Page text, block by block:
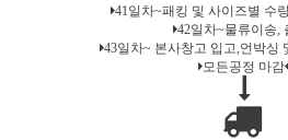
41일차~패킹 및 사이즈별 수
42일차~물류이송,
43일차~ 본사창고 입고,언박싱
모든공정 마감